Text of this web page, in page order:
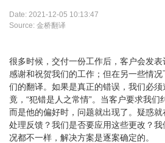
Date: 2021-12-05 10:13:47
Source: 金桥翻译
很多时候，交付一份工作后，客户会发
感谢和祝贺我们的工作；但在另一些情
们的翻译。如果是真正的错误，我们必
竟，“犯错是人之常情”。当客户要求我们
而是他的偏好时，问题就出现了。疑惑
处理反馈？我们是否要应用这些更改？
况都不一样，解决方案是逐案确定的。